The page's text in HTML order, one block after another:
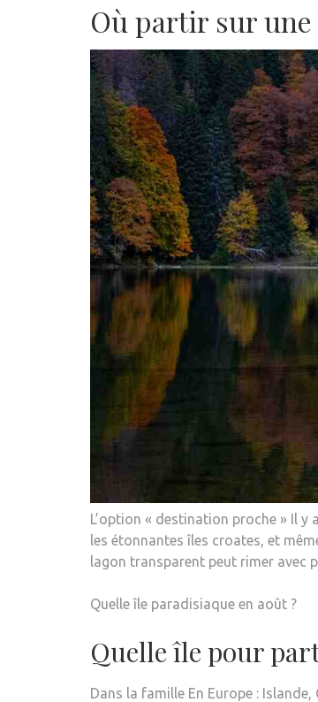
Où partir sur une
L’option « destination proche » Il y
les étonnantes îles croates, et
lagon transparent peut rimer avec
Quelle île paradisiaque en août ?
Quelle île pour
Dans la famille En Europe :